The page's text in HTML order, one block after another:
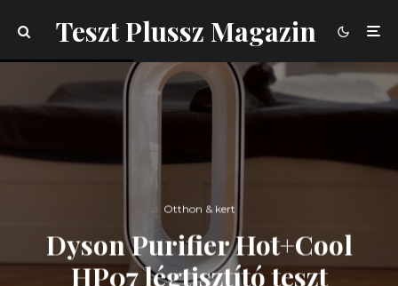
Teszt Plussz Magazin
Otthon & kert
Dyson Purifier Hot+Cool
HP07 légtisztító teszt